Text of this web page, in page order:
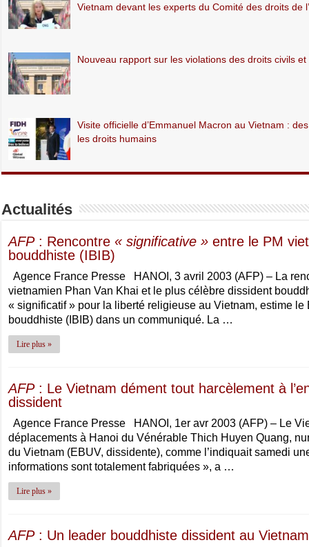
Vietnam devant les experts du Comité des droits de
Nouveau rapport sur les violations des droits civils
Visite officielle d’Emmanuel Macron au Vietnam :
les droits humains
Actualités
AFP: Rencontre« significative » entre le PM
bouddhiste (IBIB)
Agence France Presse HANOI, 3 avril 2003 (AFP) – La
vietnamien Phan Van Khai et le plus célèbre dissident
« significatif » pour la liberté religieuse au Vietnam, estime le
bouddhiste (IBIB) dans un communiqué. La …
Lire plus »
AFP: Le Vietnam dément tout harcèlement à
dissident
Agence France Presse HANOI, 1er avr 2003 (AFP) – Le
déplacements à Hanoi du Vénérable Thich Huyen Quang,
du Vietnam (EBUV, dissidente), comme l’indiquait samedi
informations sont totalement fabriquées », a …
Lire plus »
AFP: Un leader bouddhiste dissident au